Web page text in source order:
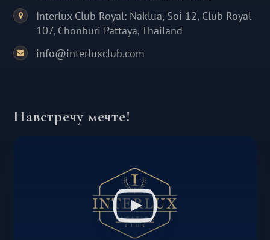
Interlux Club Royal: Naklua, Soi 12, Club Royal
107, Chonburi Pattaya, Thailand
info@interluxclub.com
Навстречу мечте!